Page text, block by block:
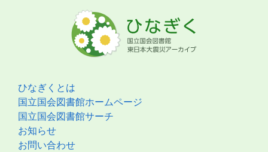
ひなぎくとは
国立国会図書館ホームページ
国立国会図書館サーチ
お知らせ
お問い合わせ